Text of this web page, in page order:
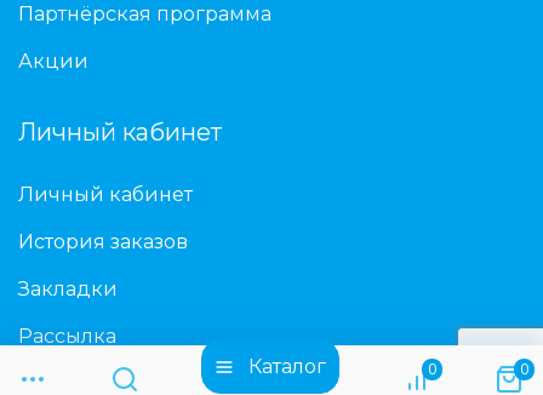
Каталог 0 0
Партнёрская программа
Акции
Личный кабинет
Личный кабинет
История заказов
Закладки
Рассылка